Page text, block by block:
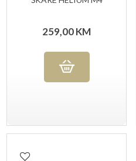
259,00KM